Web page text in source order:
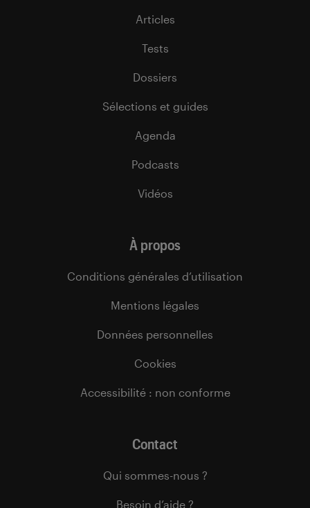
Articles
Tests
Dossiers
Sélections et guides
Agenda
Podcasts
Vidéos
À propos
Conditions générales d’utilisation
Mentions légales
Données personnelles
Cookies
Accessibilité : non conforme
Contact
Qui sommes-nous ?
Besoin d’aide ?